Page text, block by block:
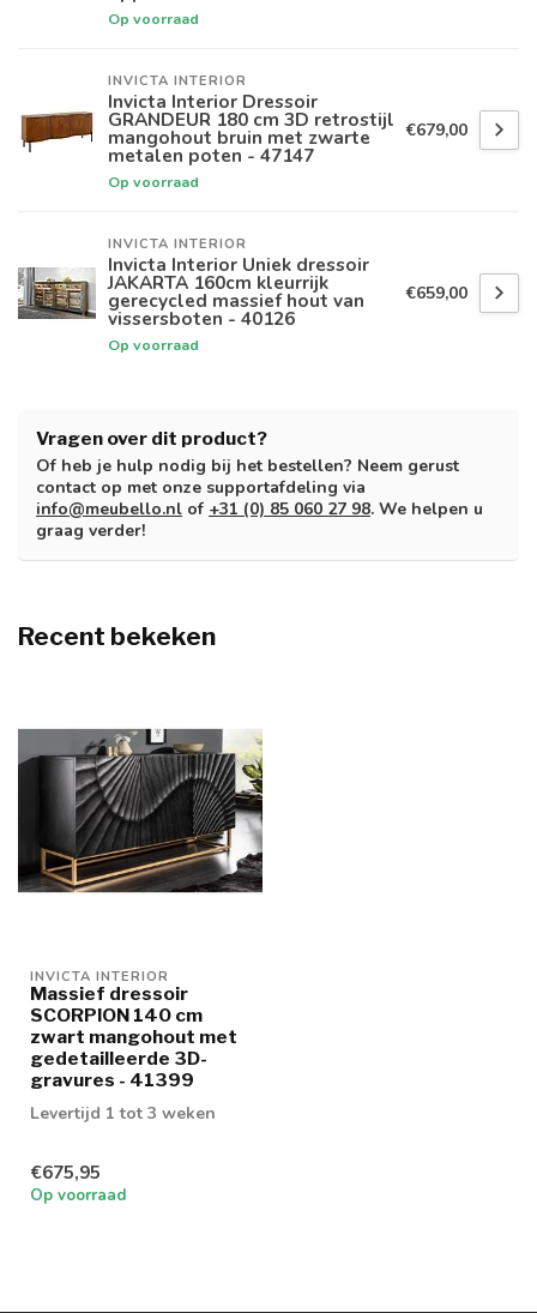
Op voorraad
INVICTA INTERIOR
Invicta Interior Dressoir
GRANDEUR 180 cm 3D retrostijl
mangohout bruin met zwarte
metalen poten - 47147
Op voorraad
€679,00
INVICTA INTERIOR
Invicta Interior Uniek dressoir
JAKARTA 160cm kleurrijk
gerecycled massief hout van
vissersboten - 40126
Op voorraad
€659,00
Vragen over dit product?
Of heb je hulp nodig bij het bestellen? Neem gerust
contact op met onze supportafdeling via
info@meubello.nl of +31 (0) 85 060 27 98. We helpen u
graag verder!
Recent bekeken
INVICTA INTERIOR
Massief dressoir
SCORPION 140 cm
zwart mangohout met
gedetailleerde 3D-
gravures - 41399
Levertijd 1 tot 3 weken
€675,95
Op voorraad